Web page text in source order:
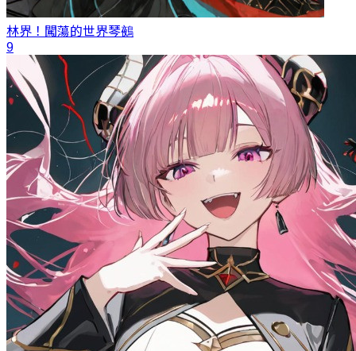
林界！闖蕩的世界琴鵺
9